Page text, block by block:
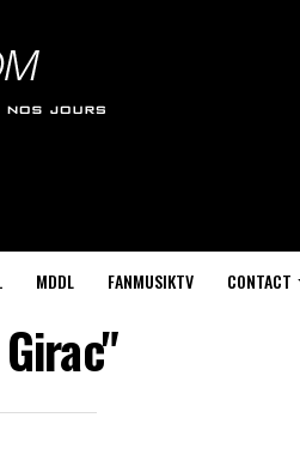
MDDL FANMUSIKTV CONTACT